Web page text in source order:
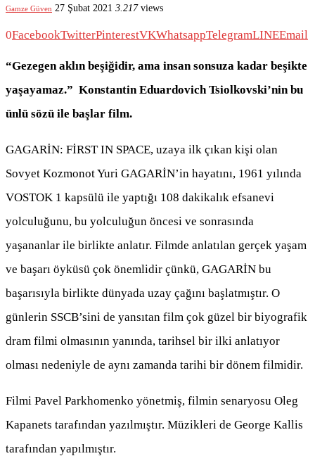
Gamze Güven 27 Şubat 2021 3.217views
0FacebookTwitterPinterestVKWhatsappTelegramLINEEmail
“Gezegen aklın beşiğidir, ama insan sonsuza kadar beşikte
yaşayamaz.” Konstantin Eduardovich Tsiolkovski’nin bu
ünlü sözü ile başlar film.
GAGARİN: FİRST IN SPACE, uzaya ilk çıkan kişi olan
Sovyet Kozmonot Yuri GAGARİN’in hayatını, 1961 yılında
VOSTOK 1 kapsülü ile yaptığı 108 dakikalık efsanevi
yolculuğunu, bu yolculuğun öncesi ve sonrasında
yaşananlar ile birlikte anlatır. Filmde anlatılan gerçek yaşam
ve başarı öyküsü çok önemlidir çünkü, GAGARİN bu
başarısıyla birlikte dünyada uzay çağını başlatmıştır. O
günlerin SSCB’sini de yansıtan film çok güzel bir biyografik
dram filmi olmasının yanında, tarihsel bir ilki anlatıyor
olması nedeniyle de aynı zamanda tarihi bir dönem filmidir.
Filmi Pavel Parkhomenko yönetmiş, filmin senaryosu Oleg
Kapanets tarafından yazılmıştır. Müzikleri de George Kallis
tarafından yapılmıştır.